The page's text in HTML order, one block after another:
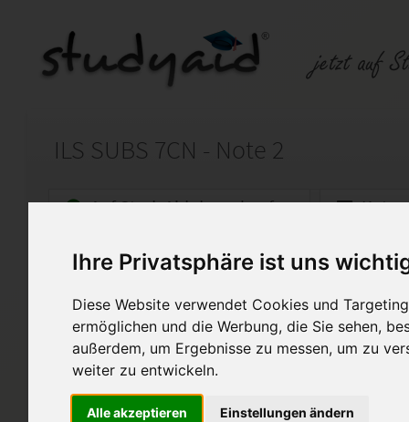
Ihre Privatsphäre ist uns
Diese Website verwendet Cookies und
ermöglichen und die Werbung, die Sie sehen,
außerdem, um Ergebnisse zu messen, um zu
weiter zu entwickeln.
Alle akzeptieren Einstellungen ändern
ILS SUBS 7CN - Note 2
Auf StudyAid.de verkaufen
Startseite Rechnungswesen
Steuerrecht und
Musterlösung der
Umsatzsteuer – Teil 3
Lernheftnummer: A12 -